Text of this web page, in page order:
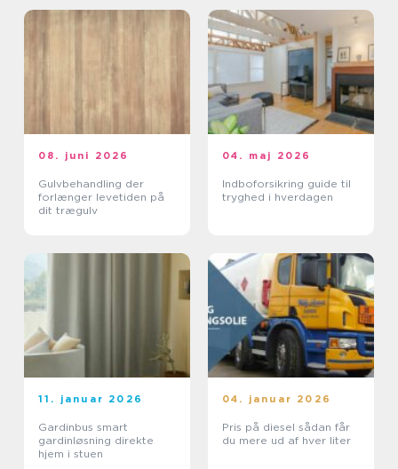
08. juni 2026
Gulvbehandling der
forlænger levetiden på
dit trægulv
04. maj 2026
Indboforsikring guide til
tryghed i hverdagen
11. januar 2026
Gardinbus smart
gardinløsning direkte
hjem i stuen
04. januar 2026
Pris på diesel sådan får
du mere ud af hver liter